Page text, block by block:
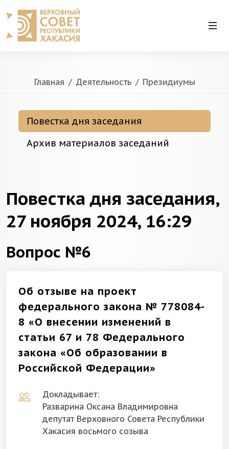
Главная Деятельность Президиумы
Повестка дня заседания
Архив материалов заседаний
Повестка дня заседания,
27 ноября 2024, 16:29
Вопрос №6
Об отзыве на проект
федерального закона № 778084-
8 «О внесении изменений в
статьи 67 и 78 Федерального
закона «Об образовании в
Российской Федерации»
Докладывает:
Разварина Оксана Владимировна
депутат Верховного Совета Республики
Хакасия восьмого созыва